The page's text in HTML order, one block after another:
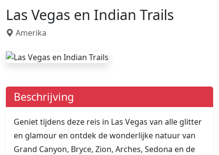
Las Vegas en Indian Trails
Amerika
Beschrijving
Geniet tijdens deze reis in Las Vegas van alle glitter
en glamour en ontdek de wonderlijke natuur van
Grand Canyon, Bryce, Zion, Arches, Sedona en de